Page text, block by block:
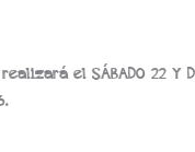
el SÁBADO 22 Y